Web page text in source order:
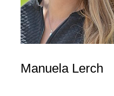
Manuela Lerch